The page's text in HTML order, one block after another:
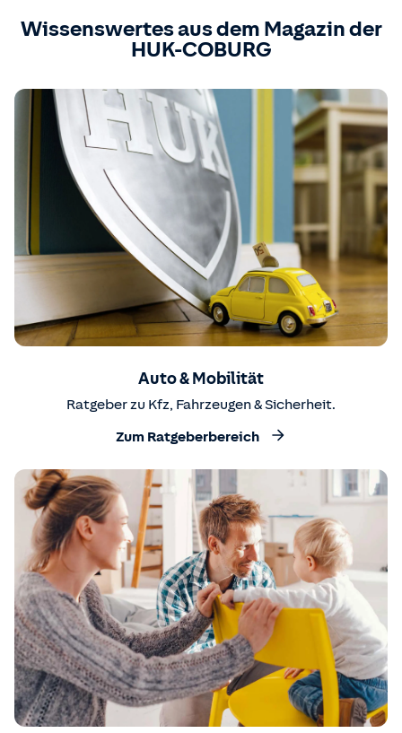
Wissenswertes aus dem Magazin der
HUK-COBURG
Auto & Mobilität
Ratgeber zu Kfz, Fahrzeugen & Sicherheit.
Zum Ratgeberbereich